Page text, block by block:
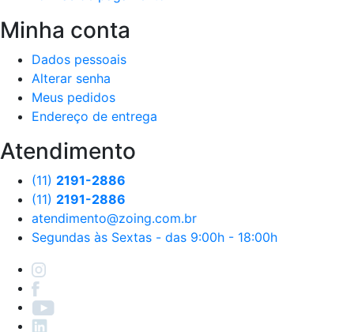
Minha conta
Dados pessoais
Alterar senha
Meus pedidos
Endereço de entrega
Atendimento
(11) 2191-2886
(11) 2191-2886
atendimento@zoing.com.br
Segundas às Sextas - das 9:00h - 18:00h